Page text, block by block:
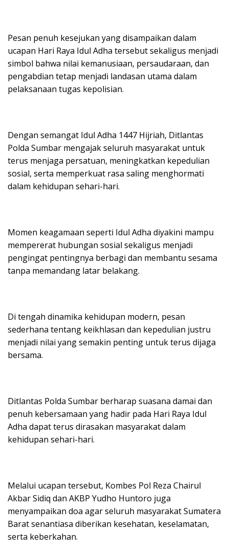
Pesan penuh kesejukan yang disampaikan dalam
ucapan Hari Raya Idul Adha tersebut sekaligus menjadi
simbol bahwa nilai kemanusiaan, persaudaraan, dan
pengabdian tetap menjadi landasan utama dalam
pelaksanaan tugas kepolisian.
Dengan semangat Idul Adha 1447 Hijriah, Ditlantas
Polda Sumbar mengajak seluruh masyarakat untuk
terus menjaga persatuan, meningkatkan kepedulian
sosial, serta memperkuat rasa saling menghormati
dalam kehidupan sehari-hari.
Momen keagamaan seperti Idul Adha diyakini mampu
mempererat hubungan sosial sekaligus menjadi
pengingat pentingnya berbagi dan membantu sesama
tanpa memandang latar belakang.
Di tengah dinamika kehidupan modern, pesan
sederhana tentang keikhlasan dan kepedulian justru
menjadi nilai yang semakin penting untuk terus dijaga
bersama.
Ditlantas Polda Sumbar berharap suasana damai dan
penuh kebersamaan yang hadir pada Hari Raya Idul
Adha dapat terus dirasakan masyarakat dalam
kehidupan sehari-hari.
Melalui ucapan tersebut, Kombes Pol Reza Chairul
Akbar Sidiq dan AKBP Yudho Huntoro juga
menyampaikan doa agar seluruh masyarakat Sumatera
Barat senantiasa diberikan kesehatan, keselamatan,
serta keberkahan.